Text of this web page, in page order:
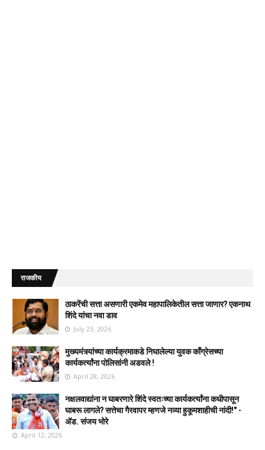
राजकीय
ठाकरेंची सत्ता असणारी एकमेव महापालिकेतील सत्ता जाणार? एकनाथ
शिंदे यांचा नवा डाव
July 23, 2026
मुख्यमंत्र्यांच्या कार्यक्रमाकडे निघालेल्या युवक काँग्रेसच्या
कार्यकर्त्यांना पोलिसांनी अडवले !
April 28, 2026
नक्षलवाद्यांना न घाबरणारे शिंदे स्वतःच्या कार्यकर्त्यांना कधीपासून
घाबरू लागले? सत्तेचा गैरवापर म्हणजे नव्या हुकूमशाहीची नांदी!" -
ॲड. संजय भोरे
April 12, 2026